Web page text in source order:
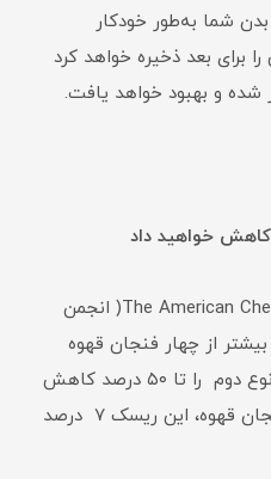
شما به‌طور خودکار
برای بعد ذخیره خواهد کرد
شده و بهبود خواهد یافت.
کاهش خواهید داد
طبق مطالعه‌ای از The American Chemical Society( انجمن
از چهار فنجان قهوه
می‌نوشند، ریسک ابتلا به دیابت نوع دوم را تا ۵۰ درصد کاهش
می‌دهند. بعلاوه، با افزودن هر فنجان قهوه، این ریسک ۷ درصد